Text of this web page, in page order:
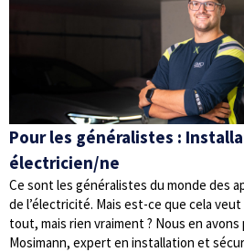
Pour les généralistes :
électricien/ne
Ce sont les généralistes du monde des
de l’électricité. Mais est-ce que cela veut
tout, mais rien vraiment ? Nous en avons
Mosimann, expert en installation et